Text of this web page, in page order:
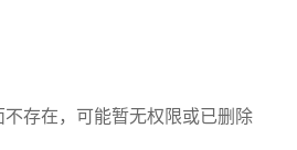
存在，可能暂无权限或已删除